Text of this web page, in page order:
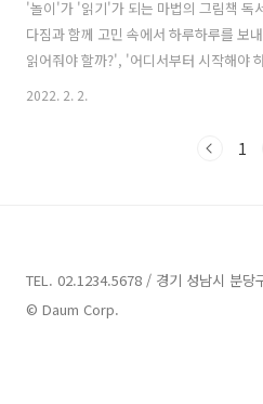
'놀이'가 '읽기'가 되는 마법의 그림책 독
다짐과 함께 고민 속에서 하루하루를 보
읽어줘야 할까?', '어디서부터 시작해야
가 흥미를 가질 수 있을까?' 등의 고민들
는 초보 독자였기 때문이다. 엄마인 나부
2022. 2. 2.
1
TEL. 02.1234.5678 / 경기 성남시 분당
© Daum Corp.